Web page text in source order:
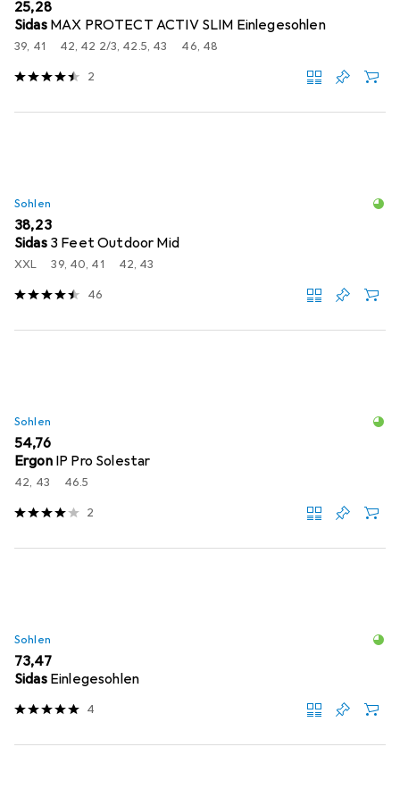
EUR
25,28
Sidas MAX PROTECT ACTIV SLIM Einlegesohlen
39, 41 42, 42 2/3, 42.5, 43 46, 48
2
Sohlen
EUR
38,23
Sidas 3 Feet Outdoor Mid
XXL 39, 40, 41 42, 43
46
Sohlen
EUR
54,76
Ergon IP Pro Solestar
42, 43 46.5
2
Sohlen
EUR
73,47
Sidas Einlegesohlen
4